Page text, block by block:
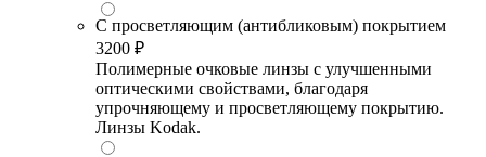
С просветляющим (антибликовым) покрытием
3200 ₽
Полимерные очковые линзы с улучшенными
оптическими свойствами, благодаря
упрочняющему и просветляющему покрытию.
Линзы Kodak.